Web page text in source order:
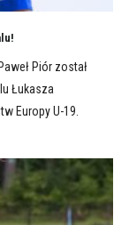
Piór został
Łukasza
Europy U-19.